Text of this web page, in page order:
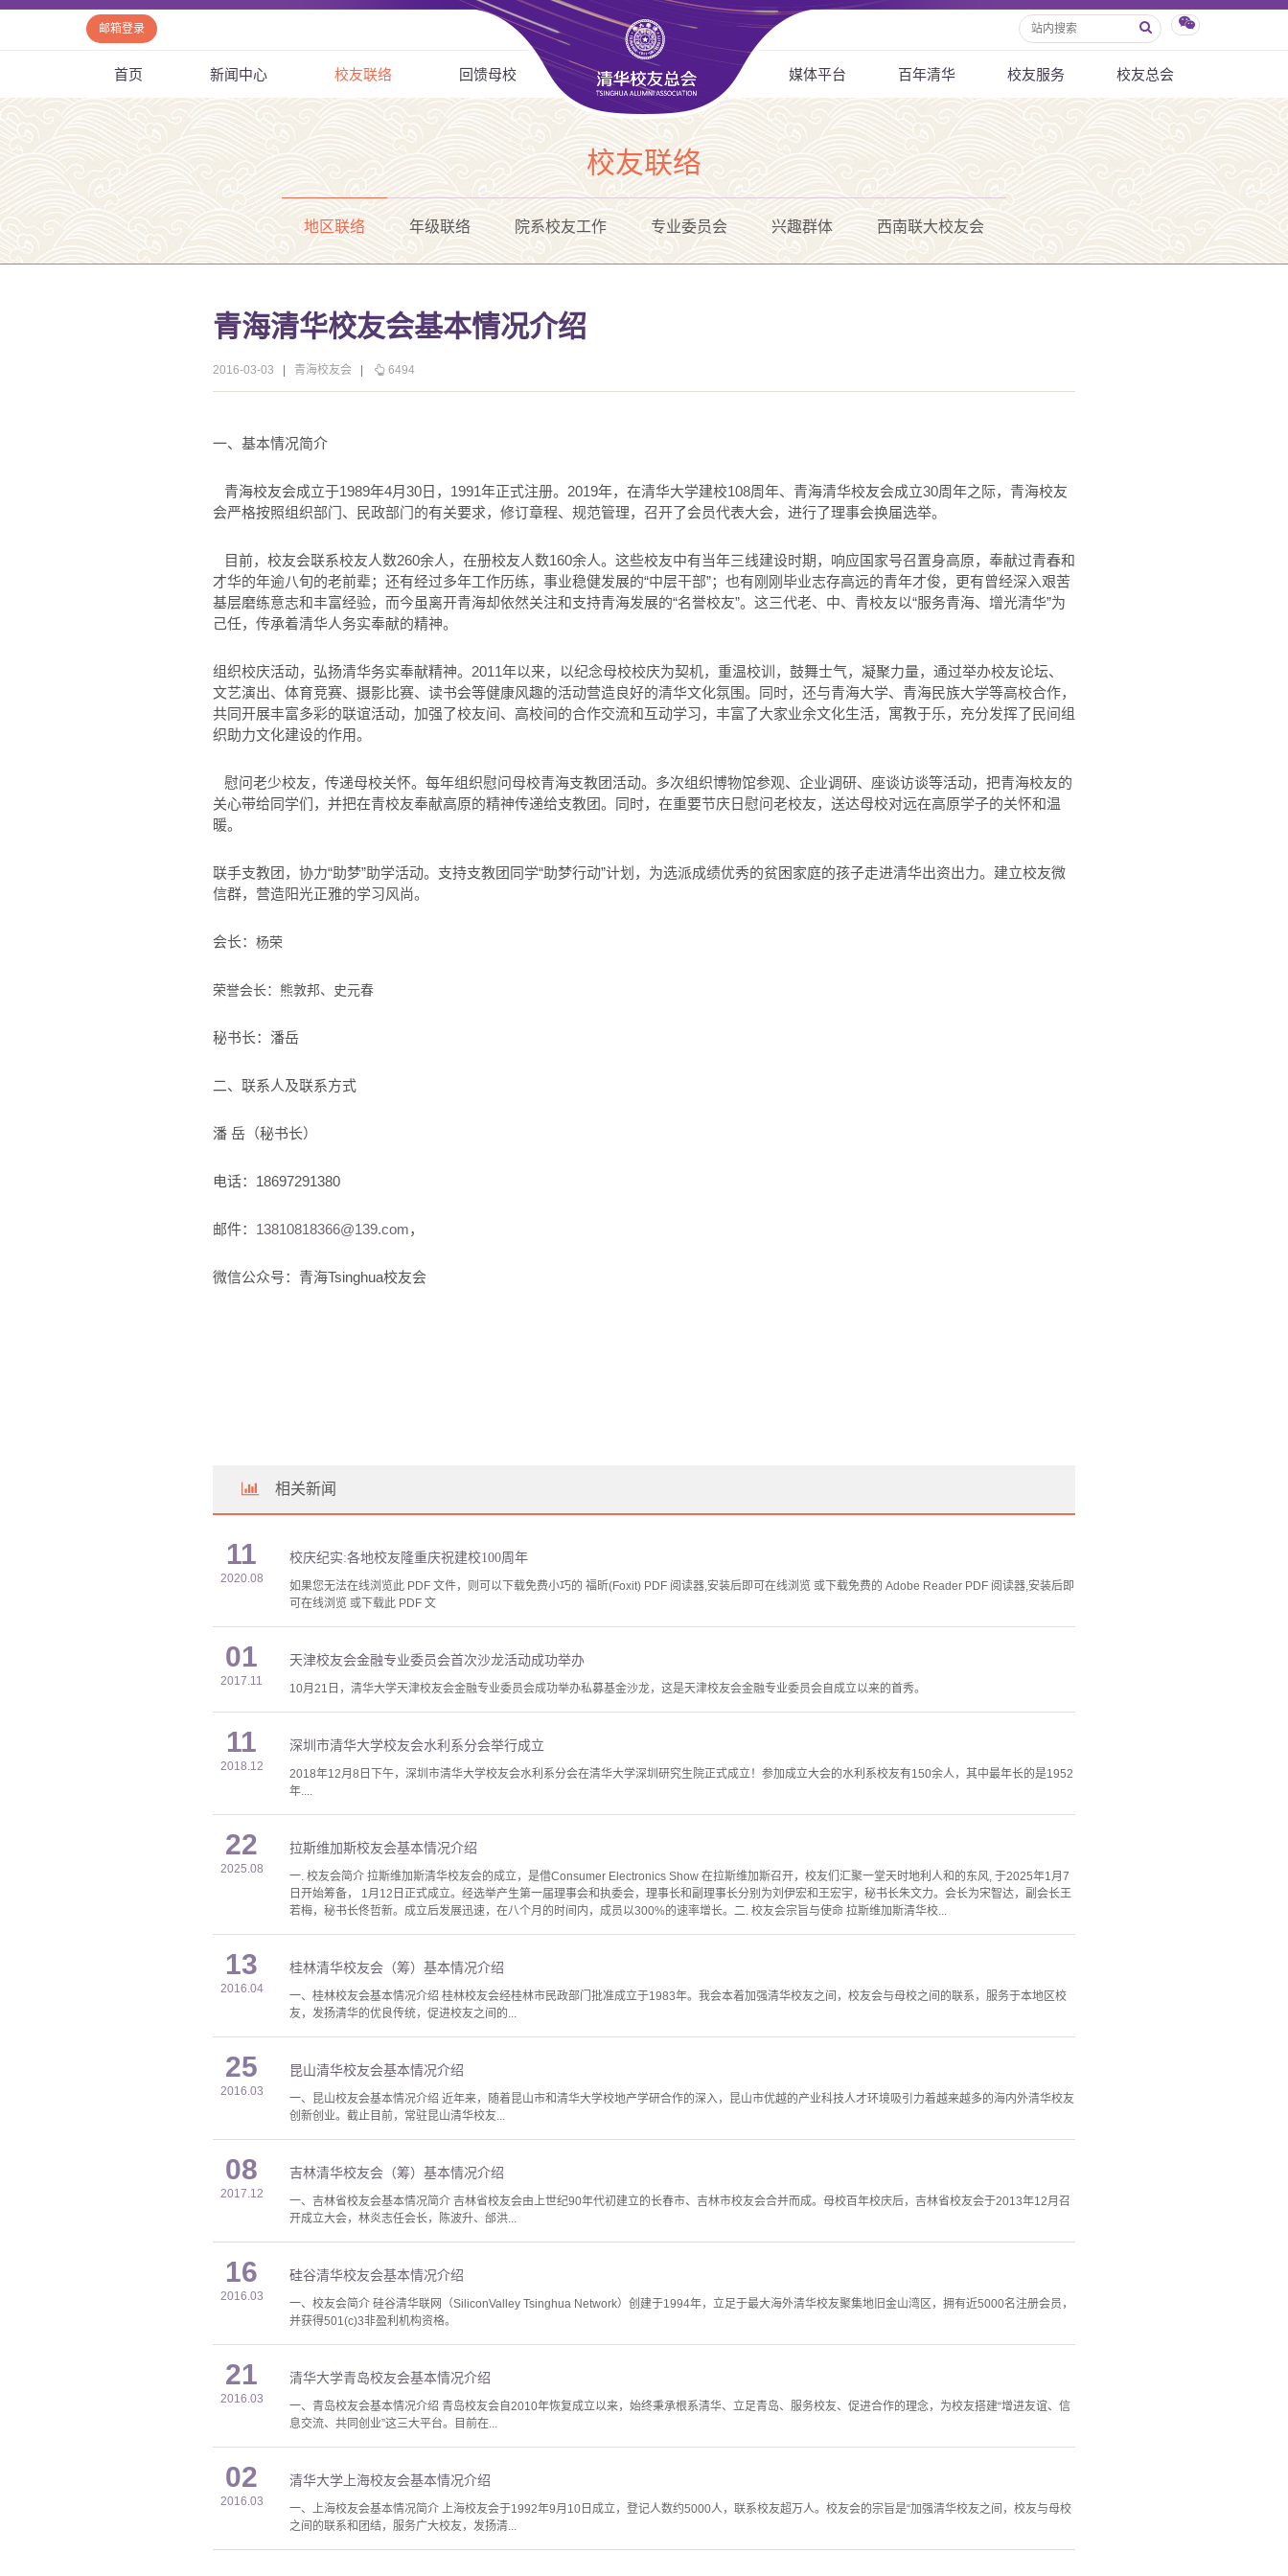
邮箱登录
首页 新闻中心 校友联络 回馈母校 媒体平台 百年清华 校友服务 校友总会
校友联络
地区联络 年级联络 院系校友工作 专业委员会 兴趣群体 西南联大校友会
青海清华校友会基本情况介绍
2016-03-03 青海校友会 6494
一、基本情况简介
青海校友会成立于1989年4月30日，1991年正式注册。2019年，在清华大学建校108周年、青海清华校友会成立30周年之际，青海校友
会严格按照组织部门、民政部门的有关要求，修订章程、规范管理，召开了会员代表大会，进行了理事会换届选举。
目前，校友会联系校友人数260余人，在册校友人数160余人。这些校友中有当年三线建设时期，响应国家号召置身高原，奉献过青春和
才华的年逾八旬的老前辈；还有经过多年工作历练，事业稳健发展的“中层干部”；也有刚刚毕业志存高远的青年才俊，更有曾经深入艰苦
基层磨练意志和丰富经验，而今虽离开青海却依然关注和支持青海发展的“名誉校友”。这三代老、中、青校友以“服务青海、增光清华”为
己任，传承着清华人务实奉献的精神。
组织校庆活动，弘扬清华务实奉献精神。2011年以来，以纪念母校校庆为契机，重温校训，鼓舞士气，凝聚力量，通过举办校友论坛、
文艺演出、体育竞赛、摄影比赛、读书会等健康风趣的活动营造良好的清华文化氛围。同时，还与青海大学、青海民族大学等高校合作，
共同开展丰富多彩的联谊活动，加强了校友间、高校间的合作交流和互动学习，丰富了大家业余文化生活，寓教于乐，充分发挥了民间组
织助力文化建设的作用。
慰问老少校友，传递母校关怀。每年组织慰问母校青海支教团活动。多次组织博物馆参观、企业调研、座谈访谈等活动，把青海校友的
关心带给同学们，并把在青校友奉献高原的精神传递给支教团。同时，在重要节庆日慰问老校友，送达母校对远在高原学子的关怀和温
暖。
联手支教团，协力“助梦”助学活动。支持支教团同学“助梦行动”计划，为选派成绩优秀的贫困家庭的孩子走进清华出资出力。建立校友微
信群，营造阳光正雅的学习风尚。
会长： 杨荣
荣誉会长：熊敦邦、史元春
秘书长：潘岳
二、联系人及联系方式
潘 岳（秘书长）
电话：18697291380
邮件： 13810818366@139.com，
微信公众号：青海Tsinghua校友会
相关新闻
11
2020.08
校庆纪实:各地校友隆重庆祝建校100周年
如果您无法在线浏览此 PDF 文件，则可以下载免费小巧的 福昕(Foxit) PDF 阅读器,安装后即可在线浏览 或下载免费的 Adobe Reader PDF 阅读器,安装后即
可在线浏览 或下载此 PDF 文
01
2017.11
天津校友会金融专业委员会首次沙龙活动成功举办
10月21日，清华大学天津校友会金融专业委员会成功举办私募基金沙龙，这是天津校友会金融专业委员会自成立以来的首秀。
11
2018.12
深圳市清华大学校友会水利系分会举行成立
2018年12月8日下午，深圳市清华大学校友会水利系分会在清华大学深圳研究生院正式成立！参加成立大会的水利系校友有150余人，其中最年长的是1952
年....
22
2025.08
拉斯维加斯校友会基本情况介绍
一. 校友会简介 拉斯维加斯清华校友会的成立，是借Consumer Electronics Show 在拉斯维加斯召开，校友们汇聚一堂天时地利人和的东风, 于2025年1月7
日开始筹备， 1月12日正式成立。经选举产生第一届理事会和执委会，理事长和副理事长分别为刘伊宏和王宏宇，秘书长朱文力。会长为宋智达，副会长王
若梅，秘书长佟哲新。成立后发展迅速，在八个月的时间内，成员以300%的速率增长。二. 校友会宗旨与使命 拉斯维加斯清华校...
13
2016.04
桂林清华校友会（筹）基本情况介绍
一、桂林校友会基本情况介绍 桂林校友会经桂林市民政部门批准成立于1983年。我会本着加强清华校友之间，校友会与母校之间的联系，服务于本地区校
友，发扬清华的优良传统，促进校友之间的...
25
2016.03
昆山清华校友会基本情况介绍
一、昆山校友会基本情况介绍 近年来，随着昆山市和清华大学校地产学研合作的深入，昆山市优越的产业科技人才环境吸引力着越来越多的海内外清华校友
创新创业。截止目前，常驻昆山清华校友...
08
2017.12
吉林清华校友会（筹）基本情况介绍
一、吉林省校友会基本情况简介 吉林省校友会由上世纪90年代初建立的长春市、吉林市校友会合并而成。母校百年校庆后，吉林省校友会于2013年12月召
开成立大会，林炎志任会长，陈波升、邰洪...
16
2016.03
硅谷清华校友会基本情况介绍
一、校友会简介 硅谷清华联网（SiliconValley Tsinghua Network）创建于1994年，立足于最大海外清华校友聚集地旧金山湾区，拥有近5000名注册会员，
并获得501(c)3非盈利机构资格。
21
2016.03
清华大学青岛校友会基本情况介绍
一、青岛校友会基本情况介绍 青岛校友会自2010年恢复成立以来，始终秉承根系清华、立足青岛、服务校友、促进合作的理念，为校友搭建“增进友谊、信
息交流、共同创业”这三大平台。目前在...
02
2016.03
清华大学上海校友会基本情况介绍
一、上海校友会基本情况简介 上海校友会于1992年9月10日成立，登记人数约5000人，联系校友超万人。校友会的宗旨是“加强清华校友之间，校友与母校
之间的联系和团结，服务广大校友，发扬清...